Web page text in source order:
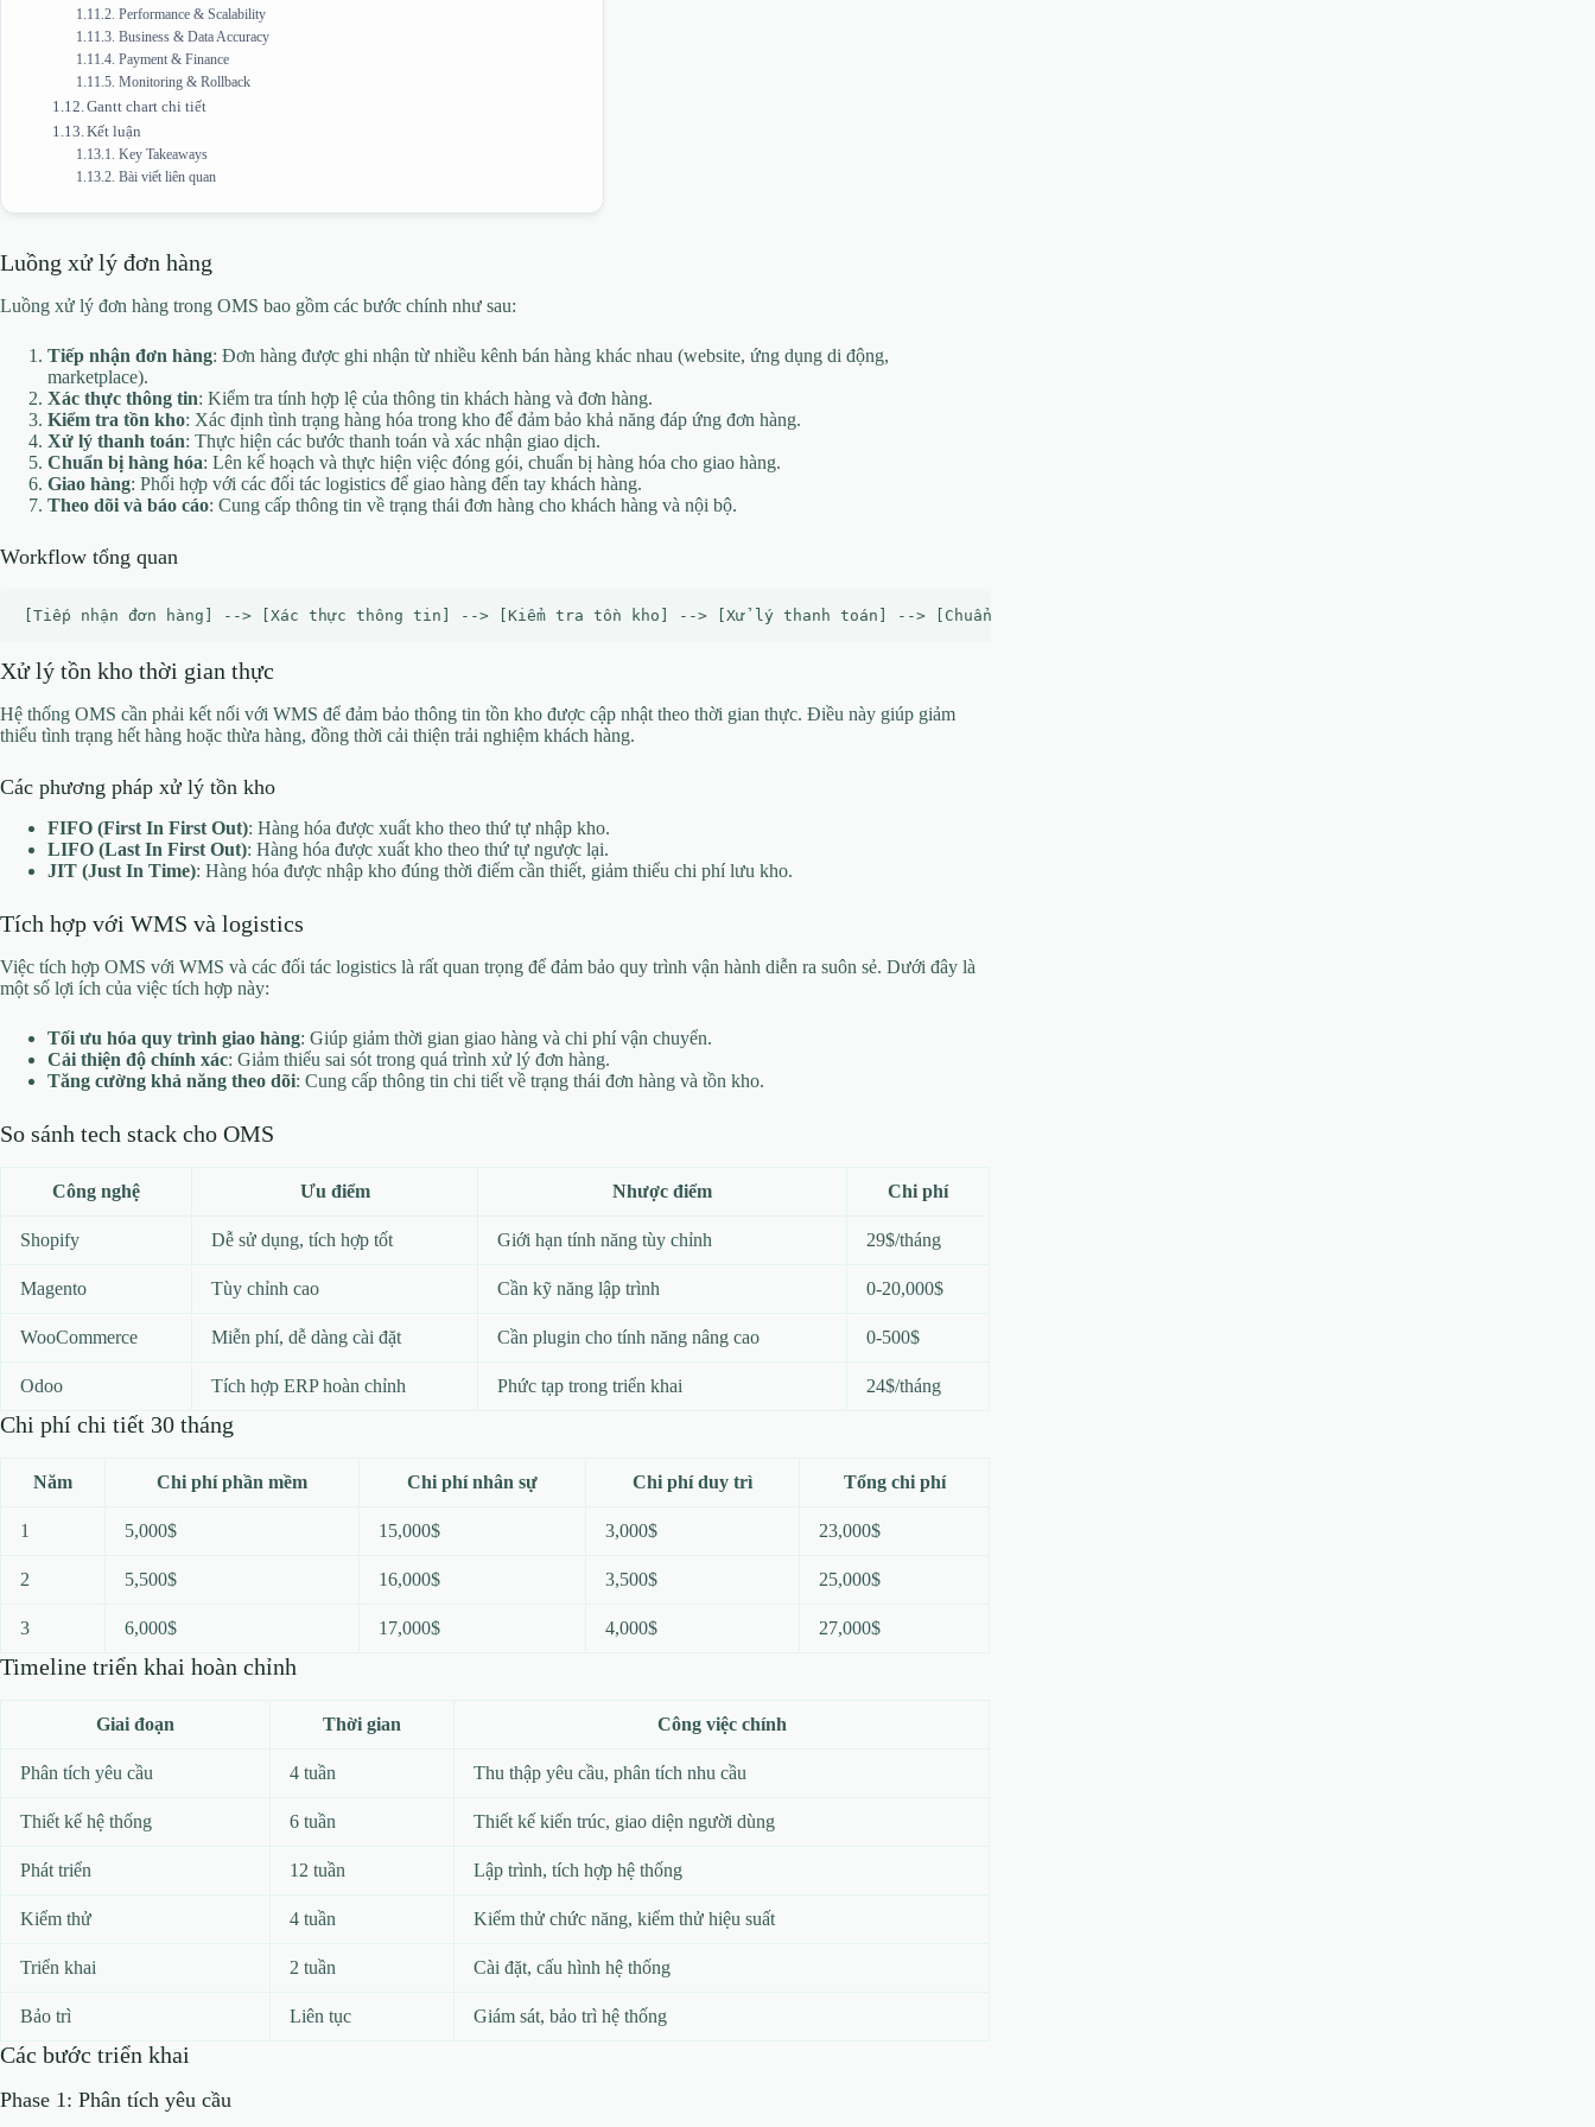
Performance & Scalability
Business & Data Accuracy
Payment & Finance
Monitoring & Rollback
Gantt chart chi tiết
Kết luận
Key Takeaways
Bài viết liên quan
Luồng xử lý đơn hàng
Luồng xử lý đơn hàng trong OMS bao gồm các bước chính như sau:
Tiếp nhận đơn hàng: Đơn hàng được ghi nhận từ nhiều kênh bán hàng khác nhau (website, ứng dụng di động,
marketplace).
Xác thực thông tin: Kiểm tra tính hợp lệ của thông tin khách hàng và đơn hàng.
Kiểm tra tồn kho: Xác định tình trạng hàng hóa trong kho để đảm bảo khả năng đáp ứng đơn hàng.
Xử lý thanh toán: Thực hiện các bước thanh toán và xác nhận giao dịch.
Chuẩn bị hàng hóa: Lên kế hoạch và thực hiện việc đóng gói, chuẩn bị hàng hóa cho giao hàng.
Giao hàng: Phối hợp với các đối tác logistics để giao hàng đến tay khách hàng.
Theo dõi và báo cáo: Cung cấp thông tin về trạng thái đơn hàng cho khách hàng và nội bộ.
Workflow tổng quan
Xử lý tồn kho thời gian thực
Hệ thống OMS cần phải kết nối với WMS để đảm bảo thông tin tồn kho được cập nhật theo thời gian thực. Điều này giúp giảm
thiểu tình trạng hết hàng hoặc thừa hàng, đồng thời cải thiện trải nghiệm khách hàng.
Các phương pháp xử lý tồn kho
FIFO (First In First Out): Hàng hóa được xuất kho theo thứ tự nhập kho.
LIFO (Last In First Out): Hàng hóa được xuất kho theo thứ tự ngược lại.
JIT (Just In Time): Hàng hóa được nhập kho đúng thời điểm cần thiết, giảm thiểu chi phí lưu kho.
Tích hợp với WMS và logistics
Việc tích hợp OMS với WMS và các đối tác logistics là rất quan trọng để đảm bảo quy trình vận hành diễn ra suôn sẻ. Dưới đây là
một số lợi ích của việc tích hợp này:
Tối ưu hóa quy trình giao hàng: Giúp giảm thời gian giao hàng và chi phí vận chuyển.
Cải thiện độ chính xác: Giảm thiểu sai sót trong quá trình xử lý đơn hàng.
Tăng cường khả năng theo dõi: Cung cấp thông tin chi tiết về trạng thái đơn hàng và tồn kho.
So sánh tech stack cho OMS
Công nghệ Ưu điểm Nhược điểm Chi phí
Shopify Dễ sử dụng, tích hợp tốt Giới hạn tính năng tùy chỉnh 29$/tháng
Magento Tùy chỉnh cao Cần kỹ năng lập trình 0-20,000$
WooCommerce Miễn phí, dễ dàng cài đặt Cần plugin cho tính năng nâng cao 0-500$
Odoo Tích hợp ERP hoàn chỉnh Phức tạp trong triển khai 24$/tháng
Chi phí chi tiết 30 tháng
Năm Chi phí phần mềm Chi phí nhân sự Chi phí duy trì Tổng chi phí
1 5,000$ 15,000$ 3,000$ 23,000$
2 5,500$ 16,000$ 3,500$ 25,000$
3 6,000$ 17,000$ 4,000$ 27,000$
Timeline triển khai hoàn chỉnh
Giai đoạn Thời gian Công việc chính
Phân tích yêu cầu 4 tuần Thu thập yêu cầu, phân tích nhu cầu
Thiết kế hệ thống 6 tuần Thiết kế kiến trúc, giao diện người dùng
Phát triển 12 tuần Lập trình, tích hợp hệ thống
Kiểm thử 4 tuần Kiểm thử chức năng, kiểm thử hiệu suất
Triển khai 2 tuần Cài đặt, cấu hình hệ thống
Bảo trì Liên tục Giám sát, bảo trì hệ thống
Các bước triển khai
Phase 1: Phân tích yêu cầu